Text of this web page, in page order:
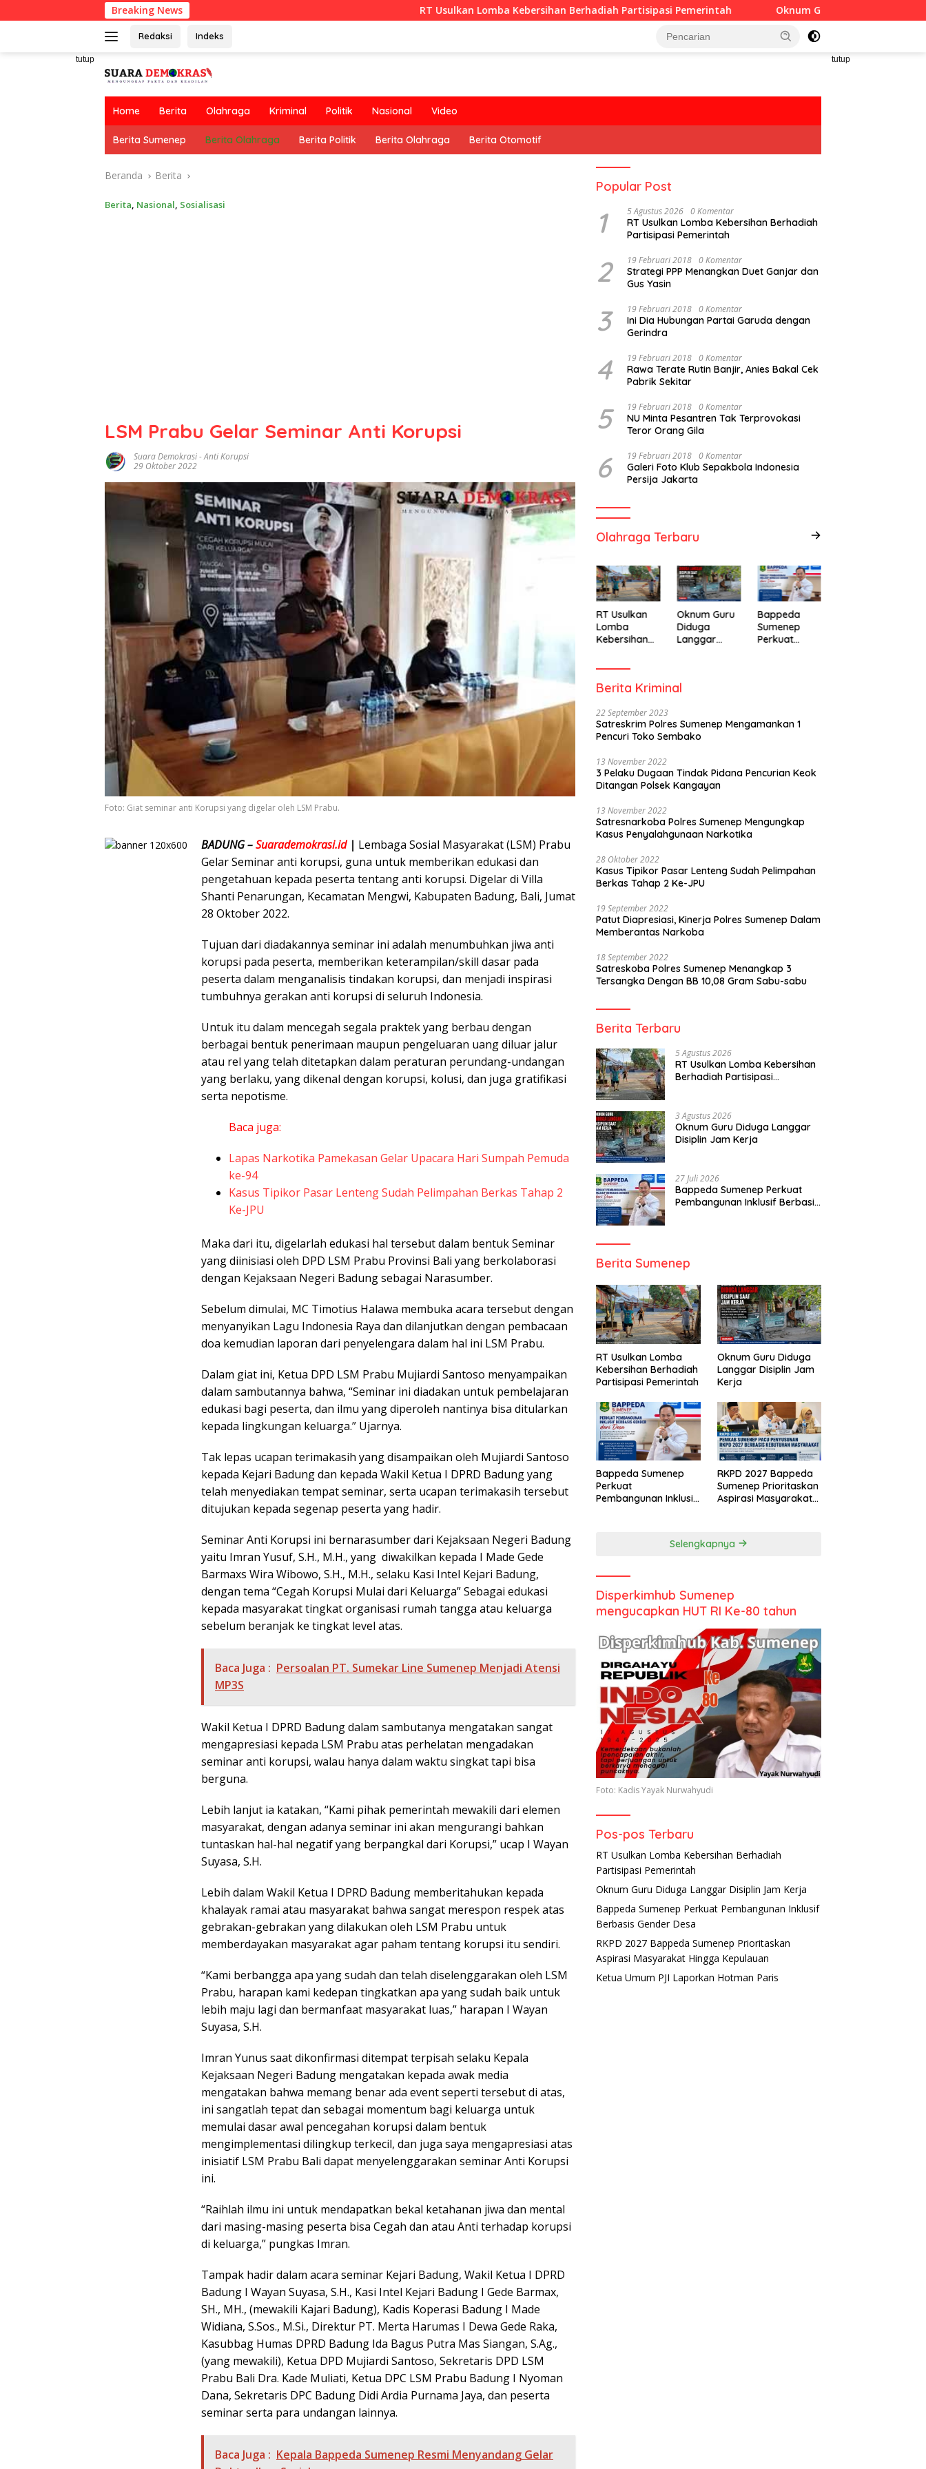
ke
Breaking News RT Usulkan Lomba Kebersihan Berhadiah Partisipasi Pemerintah Oknum Guru Diduga Langgar Disiplin Jam
Redaksi Indeks
tutup tutup
Home Berita Olahraga Kriminal Politik Nasional Video
Berita Sumenep Berita Olahraga Berita Politik Berita Olahraga Berita Otomotif
Beranda Berita
Berita, Nasional, Sosialisasi
LSM Prabu Gelar Seminar Anti Korupsi
Suara Demokrasi-Anti Korupsi
29 Oktober 2022
Foto: Giat seminar anti Korupsi yang digelar oleh LSM Prabu.
BADUNG –Suarademokrasi.id| Lembaga Sosial Masyarakat (LSM) Prabu
Gelar Seminar anti korupsi, guna untuk memberikan edukasi dan
pengetahuan kepada peserta tentang anti korupsi. Digelar di Villa
Shanti Penarungan, Kecamatan Mengwi, Kabupaten Badung, Bali, Jumat
28 Oktober 2022.
Tujuan dari diadakannya seminar ini adalah menumbuhkan jiwa anti
korupsi pada peserta, memberikan keterampilan/skill dasar pada
peserta dalam menganalisis tindakan korupsi, dan menjadi inspirasi
tumbuhnya gerakan anti korupsi di seluruh Indonesia.
Untuk itu dalam mencegah segala praktek yang berbau dengan
berbagai bentuk penerimaan maupun pengeluaran uang diluar jalur
atau rel yang telah ditetapkan dalam peraturan perundang-undangan
yang berlaku, yang dikenal dengan korupsi, kolusi, dan juga gratifikasi
serta nepotisme.
Baca juga:
Lapas Narkotika Pamekasan Gelar Upacara Hari Sumpah Pemuda
ke-94
Kasus Tipikor Pasar Lenteng Sudah Pelimpahan Berkas Tahap 2
Ke-JPU
Maka dari itu, digelarlah edukasi hal tersebut dalam bentuk Seminar
yang diinisiasi oleh DPD LSM Prabu Provinsi Bali yang berkolaborasi
dengan Kejaksaan Negeri Badung sebagai Narasumber.
Sebelum dimulai, MC Timotius Halawa membuka acara tersebut dengan
menyanyikan Lagu Indonesia Raya dan dilanjutkan dengan pembacaan
doa kemudian laporan dari penyelengara dalam hal ini LSM Prabu.
Dalam giat ini, Ketua DPD LSM Prabu Mujiardi Santoso menyampaikan
dalam sambutannya bahwa, “Seminar ini diadakan untuk pembelajaran
edukasi bagi peserta, dan ilmu yang diperoleh nantinya bisa ditularkan
kepada lingkungan keluarga.” Ujarnya.
Tak lepas ucapan terimakasih yang disampaikan oleh Mujiardi Santoso
kepada Kejari Badung dan kepada Wakil Ketua I DPRD Badung yang
telah menyediakan tempat seminar, serta ucapan terimakasih tersebut
ditujukan kepada segenap peserta yang hadir.
Seminar Anti Korupsi ini bernarasumber dari Kejaksaan Negeri Badung
yaitu Imran Yusuf, S.H., M.H., yang diwakilkan kepada I Made Gede
Barmaxs Wira Wibowo, S.H., M.H., selaku Kasi Intel Kejari Badung,
dengan tema “Cegah Korupsi Mulai dari Keluarga” Sebagai edukasi
kepada masyarakat tingkat organisasi rumah tangga atau keluarga
sebelum beranjak ke tingkat level atas.
Baca Juga : Persoalan PT. Sumekar Line Sumenep Menjadi Atensi
MP3S
Wakil Ketua I DPRD Badung dalam sambutanya mengatakan sangat
mengapresiasi kepada LSM Prabu atas perhelatan mengadakan
seminar anti korupsi, walau hanya dalam waktu singkat tapi bisa
berguna.
Lebih lanjut ia katakan, “Kami pihak pemerintah mewakili dari elemen
masyarakat, dengan adanya seminar ini akan mengurangi bahkan
tuntaskan hal-hal negatif yang berpangkal dari Korupsi,” ucap I Wayan
Suyasa, S.H.
Lebih dalam Wakil Ketua I DPRD Badung memberitahukan kepada
khalayak ramai atau masyarakat bahwa sangat merespon respek atas
gebrakan-gebrakan yang dilakukan oleh LSM Prabu untuk
memberdayakan masyarakat agar paham tentang korupsi itu sendiri.
“Kami berbangga apa yang sudah dan telah diselenggarakan oleh LSM
Prabu, harapan kami kedepan tingkatkan apa yang sudah baik untuk
lebih maju lagi dan bermanfaat masyarakat luas,” harapan I Wayan
Suyasa, S.H.
Imran Yunus saat dikonfirmasi ditempat terpisah selaku Kepala
Kejaksaan Negeri Badung mengatakan kepada awak media
mengatakan bahwa memang benar ada event seperti tersebut di atas,
ini sangatlah tepat dan sebagai momentum bagi keluarga untuk
memulai dasar awal pencegahan korupsi dalam bentuk
mengimplementasi dilingkup terkecil, dan juga saya mengapresiasi atas
inisiatif LSM Prabu Bali dapat menyelenggarakan seminar Anti Korupsi
ini.
“Raihlah ilmu ini untuk mendapatkan bekal ketahanan jiwa dan mental
dari masing-masing peserta bisa Cegah dan atau Anti terhadap korupsi
di keluarga,” pungkas Imran.
Tampak hadir dalam acara seminar Kejari Badung, Wakil Ketua I DPRD
Badung I Wayan Suyasa, S.H., Kasi Intel Kejari Badung I Gede Barmax,
SH., MH., (mewakili Kajari Badung), Kadis Koperasi Badung I Made
Widiana, S.Sos., M.Si., Direktur PT. Merta Harumas I Dewa Gede Raka,
Kasubbag Humas DPRD Badung Ida Bagus Putra Mas Siangan, S.Ag.,
(yang mewakili), Ketua DPD Mujiardi Santoso, Sekretaris DPD LSM
Prabu Bali Dra. Kade Muliati, Ketua DPC LSM Prabu Badung I Nyoman
Dana, Sekretaris DPC Badung Didi Ardia Purnama Jaya, dan peserta
seminar serta para undangan lainnya.
Baca Juga : Kepala Bappeda Sumenep Resmi Menyandang Gelar
Popular Post
1 5 Agustus 2026 0 Komentar
RT Usulkan Lomba Kebersihan Berhadiah
Partisipasi Pemerintah
2 19 Februari 2018 0 Komentar
Strategi PPP Menangkan Duet Ganjar dan
Gus Yasin
3 19 Februari 2018 0 Komentar
Ini Dia Hubungan Partai Garuda dengan
Gerindra
4 19 Februari 2018 0 Komentar
Rawa Terate Rutin Banjir, Anies Bakal Cek
Pabrik Sekitar
5 19 Februari 2018 0 Komentar
NU Minta Pesantren Tak Terprovokasi
Teror Orang Gila
6 19 Februari 2018 0 Komentar
Galeri Foto Klub Sepakbola Indonesia
Persija Jakarta
Olahraga Terbaru
RT Usulkan
Lomba
Kebersihan
Oknum Guru
Diduga
Langgar
Bappeda
Sumenep
Perkuat
Berita Kriminal
22 September 2023
Satreskrim Polres Sumenep Mengamankan 1
Pencuri Toko Sembako
13 November 2022
3 Pelaku Dugaan Tindak Pidana Pencurian Keok
Ditangan Polsek Kangayan
13 November 2022
Satresnarkoba Polres Sumenep Mengungkap
Kasus Penyalahgunaan Narkotika
28 Oktober 2022
Kasus Tipikor Pasar Lenteng Sudah Pelimpahan
Berkas Tahap 2 Ke-JPU
19 September 2022
Patut Diapresiasi, Kinerja Polres Sumenep Dalam
Memberantas Narkoba
18 September 2022
Satreskoba Polres Sumenep Menangkap 3
Tersangka Dengan BB 10,08 Gram Sabu-sabu
Berita Terbaru
5 Agustus 2026
RT Usulkan Lomba Kebersihan
Berhadiah Partisipasi
3 Agustus 2026
Oknum Guru Diduga Langgar
Disiplin Jam Kerja
27 Juli 2026
Bappeda Sumenep Perkuat
Pembangunan Inklusif Berbasis
Berita Sumenep
RT Usulkan Lomba
Kebersihan Berhadiah
Partisipasi Pemerintah
Oknum Guru Diduga
Langgar Disiplin Jam
Kerja
Bappeda Sumenep
Perkuat
Pembangunan Inklusif
RKPD 2027 Bappeda
Sumenep Prioritaskan
Aspirasi Masyarakat
Selengkapnya
Disperkimhub Sumenep
mengucapkan HUT RI Ke-80 tahun
Foto: Kadis Yayak Nurwahyudi
Pos-pos Terbaru
RT Usulkan Lomba Kebersihan Berhadiah
Partisipasi Pemerintah
Oknum Guru Diduga Langgar Disiplin Jam Kerja
Bappeda Sumenep Perkuat Pembangunan Inklusif
Berbasis Gender Desa
RKPD 2027 Bappeda Sumenep Prioritaskan
Aspirasi Masyarakat Hingga Kepulauan
Ketua Umum PJI Laporkan Hotman Paris